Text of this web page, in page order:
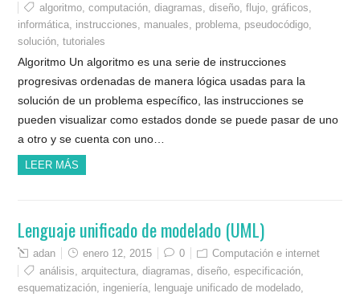
algoritmo ,computación ,diagramas ,diseño ,flujo ,gráficos
informática instrucciones manuales problema pseudocódigo
solución ,tutoriales
Algoritmo Un algoritmo es una serie de instrucciones
progresivas ordenadas de manera lógica usadas para la
solución de un problema específico, las instrucciones se
pueden visualizar como estados donde se puede pasar de uno
a otro y se cuenta con uno…
LEER MÁS
Lenguaje unificado de modelado (UML)
adan enero 12, 2015 0
Computación e internet
análisis ,arquitectura ,diagramas ,diseño ,especificación
esquematización ingeniería lenguaje unificado de modelado